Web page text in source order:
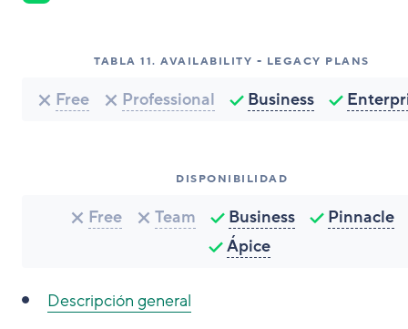
TABLA 11. AVAILABILITY - LEGACY PLANS
Free Professional Business
DISPONIBILIDAD
Free Team Business
Pinnacle
Ápice
Descripción general